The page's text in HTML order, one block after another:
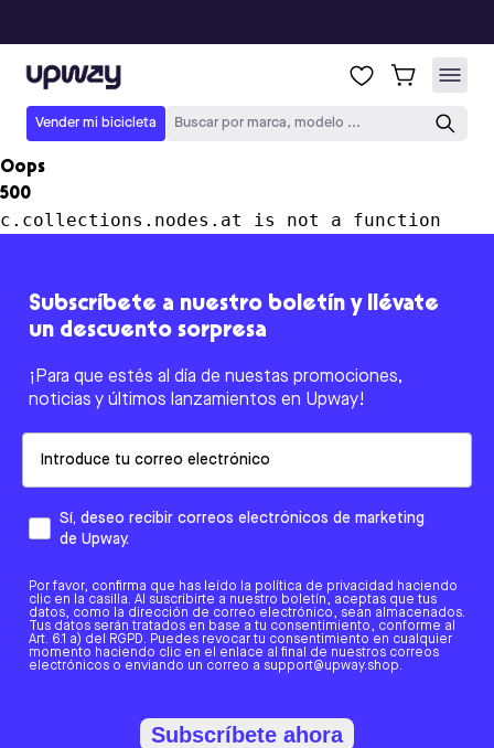
Upway
Vender mi bicicleta Buscar por marca, modelo ...
Oops
500
c.collections.nodes.at is not a function
Subscríbete a nuestro boletín y llévate
un descuento sorpresa
¡Para que estés al día de nuestas promociones,
noticias y últimos lanzamientos en Upway!
Sí, deseo recibir correos electrónicos de marketing
de Upway.
Por favor, confirma que has leído la política de privacidad haciendo
clic en la casilla. Al suscribirte a nuestro boletín, aceptas que tus
datos, como la dirección de correo electrónico, sean almacenados.
Tus datos serán tratados en base a tu consentimiento, conforme al
Art. 6.1 a) del RGPD. Puedes revocar tu consentimiento en cualquier
momento haciendo clic en el enlace al final de nuestros correos
electrónicos o enviando un correo a support@upway.shop.
Subscríbete ahora